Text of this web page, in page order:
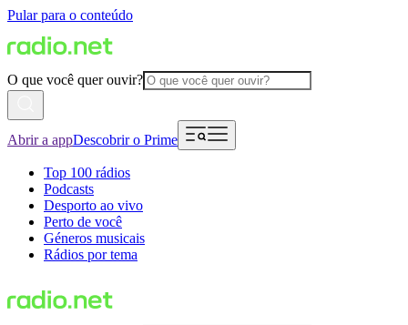
Pular para o conteúdo
O que você quer ouvir?
Abrir a appDescobrir o Prime
Top 100 rádios
Podcasts
Desporto ao vivo
Perto de você
Géneros musicais
Rádios por tema